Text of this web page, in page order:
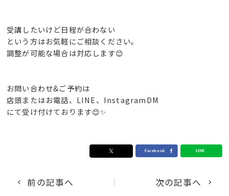
受講したいけど日程が合わない
という方はお気軽にご相談ください。
調整が可能な場合は対応します😊
お問い合わせ&ご予約は
店頭またはお電話、LINE、InstagramDM
にて受け付けております😊✨
前の記事へ 次の記事へ